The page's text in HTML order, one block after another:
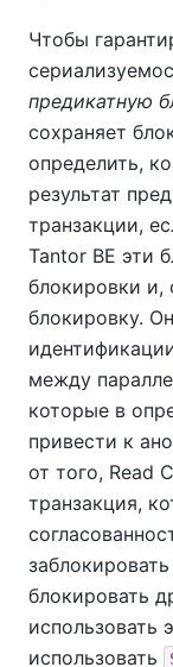
Чтобы
предикатную
сохраняет
определить,
результат
транзакции,
Tantor BE эти
блокировки и,
блокировку.
между
которые в
привести к
от того, Read
транзакция,
блокировать
использовать
использовать